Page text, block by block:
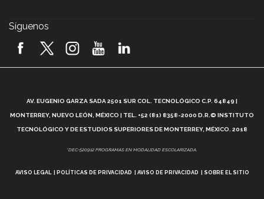
2026! (video)
¿Cómo es el Modelo Educativo Tec? (video)
Vida Tec: Feminismo e Inteligencia Artificial, Paola
Síguenos
AV. EUGENIO GARZA SADA 2501 SUR COL. TECNOLÓGICO C.P. 64849 |
MONTERREY, NUEVO LEÓN, MÉXICO | TEL. +52 (81) 8358-2000 D.R.© INSTITUTO
TECNOLÓGICO Y DE ESTUDIOS SUPERIORES DE MONTERREY, MÉXICO. 2018
*DEC-520912 PROGRAMAS EN MODALIDAD ESCOLARIZADA.
AVISO LEGAL POLÍTICAS DE PRIVACIDAD AVISO DE PRIVACIDAD SOBRE EL SITIO